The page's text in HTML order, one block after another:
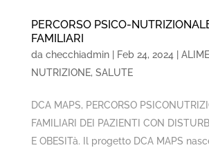
PERCORSO PSICO-
FAMILIARI
da checchiadmin| Feb 24, 2024
NUTRIZIONE, SALUTE
DCA MAPS, PERCORSO
FAMILIARI DEI PAZIENTI CON
E OBESITà. Il progetto DCA MAPS